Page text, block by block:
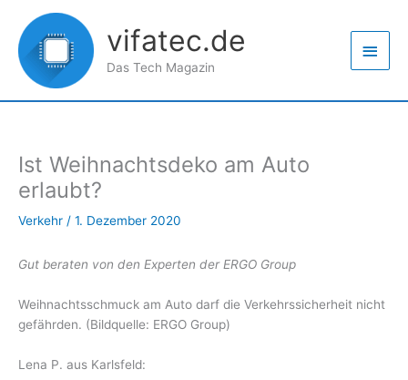
Inhalt
springen
vifatec.de
Das Tech Magazin
Ist Weihnachtsdeko am Auto
erlaubt?
Verkehr / 1. Dezember 2020
Gut beraten von den Experten der ERGO Group
Weihnachtsschmuck am Auto darf die Verkehrssicherheit nicht
gefährden. (Bildquelle: ERGO Group)
Lena P. aus Karlsfeld: